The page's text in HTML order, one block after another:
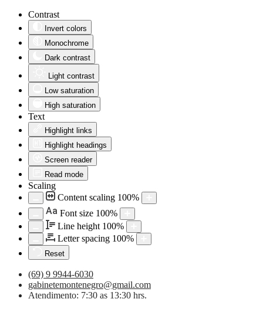
Contrast
Invert colors
Monochrome
Dark contrast
Light contrast
Low saturation
High saturation
Text
Highlight links
Highlight headings
Screen reader
Read mode
Scaling
Content scaling 100%
Aa Font size 100%
Line height 100%
Letter spacing 100%
Reset
(69) 9 9944-6030
gabinetemontenegro@gmail.com
Atendimento: 7:30 as 13:30 hrs.